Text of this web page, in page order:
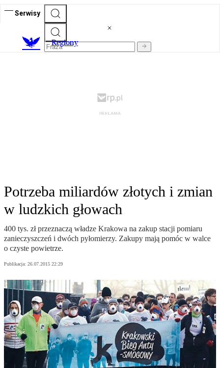
Serwisy
Regiony
Potrzeba miliardów złotych i zmian
w ludzkich głowach
400 tys. zł przeznaczą władze Krakowa na zakup stacji pomiaru
zanieczyszczeń i dwóch pyłomierzy. Zakupy mają pomóc w walce
o czyste powietrze.
Publikacja: 26.07.2015 22:29